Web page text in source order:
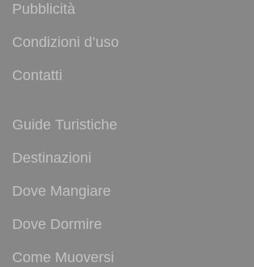
Pubblicità
Condizioni d’uso
Contatti
Guide Turistiche
Destinazioni
Dove Mangiare
Dove Dormire
Come Muoversi